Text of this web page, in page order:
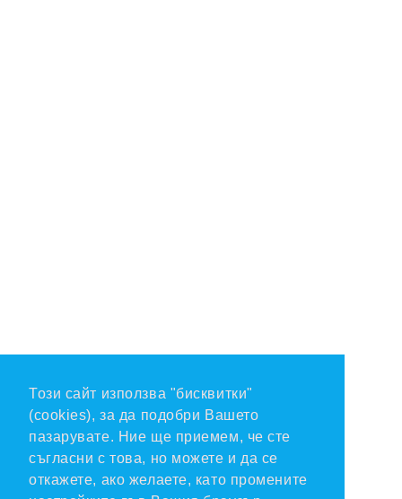
Този сайт използва "бисквитки"
(cookies), за да подобри Вашето
пазарувате. Ние ще приемем, че сте
съгласни с това, но можете и да се
откажете, ако желаете, като промените